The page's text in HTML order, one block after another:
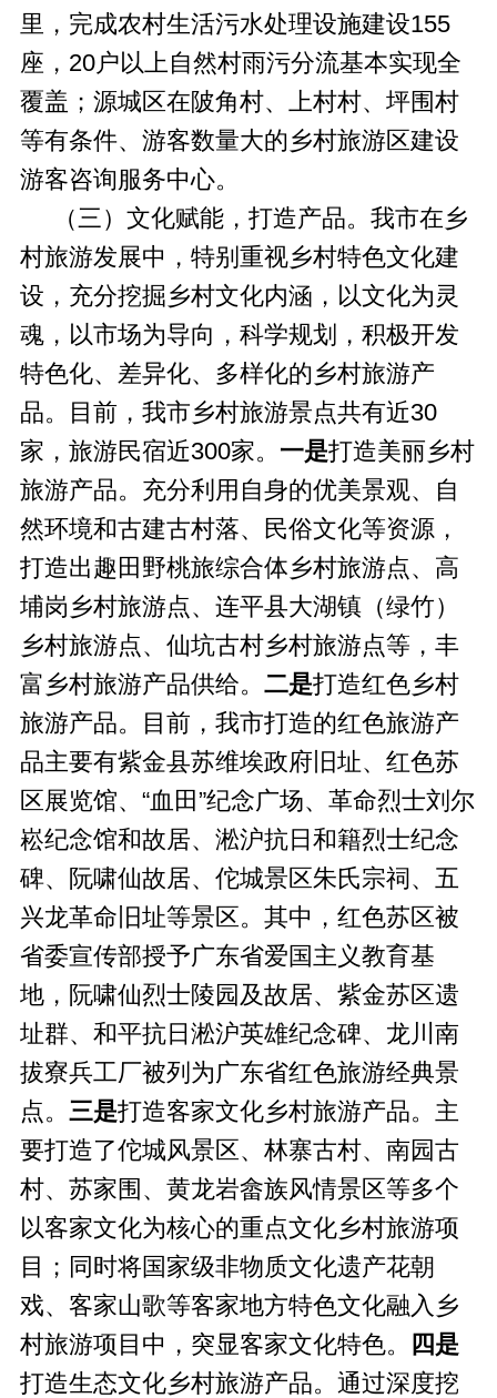
里，完成农村生活污水处理设施建设155
座，20户以上自然村雨污分流基本实现全
覆盖；源城区在陂角村、上村村、坪围村
等有条件、游客数量大的乡村旅游区建设
游客咨询服务中心。
（三）文化赋能，打造产品。我市在乡
村旅游发展中，特别重视乡村特色文化建
设，充分挖掘乡村文化内涵，以文化为灵
魂，以市场为导向，科学规划，积极开发
特色化、差异化、多样化的乡村旅游产
品。目前，我市乡村旅游景点共有近30
家，旅游民宿近300家。 一是打造美丽乡村
旅游产品。充分利用自身的优美景观、自
然环境和古建古村落、民俗文化等资源，
打造出趣田野桃旅综合体乡村旅游点、高
埔岗乡村旅游点、连平县大湖镇（绿竹）
乡村旅游点、仙坑古村乡村旅游点等，丰
富乡村旅游产品供给。 二是打造红色乡村
旅游产品。目前，我市打造的红色旅游产
品主要有紫金县苏维埃政府旧址、红色苏
区展览馆、“血田”纪念广场、革命烈士刘尔
崧纪念馆和故居、淞沪抗日和籍烈士纪念
碑、阮啸仙故居、佗城景区朱氏宗祠、五
兴龙革命旧址等景区。其中，红色苏区被
省委宣传部授予广东省爱国主义教育基
地，阮啸仙烈士陵园及故居、紫金苏区遗
址群、和平抗日淞沪英雄纪念碑、龙川南
拔寮兵工厂被列为广东省红色旅游经典景
点。 三是打造客家文化乡村旅游产品。主
要打造了佗城风景区、林寨古村、南园古
村、苏家围、黄龙岩畲族风情景区等多个
以客家文化为核心的重点文化乡村旅游项
目；同时将国家级非物质文化遗产花朝
戏、客家山歌等客家地方特色文化融入乡
村旅游项目中，突显客家文化特色。
四是
打造生态文化乡村旅游产品。通过深度挖